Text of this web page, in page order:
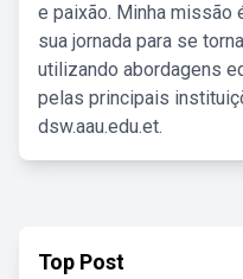
e paixão. Minha missão
sua jornada para se
utilizando abordagens
pelas principais
dsw.aau.edu.et.
Top Post